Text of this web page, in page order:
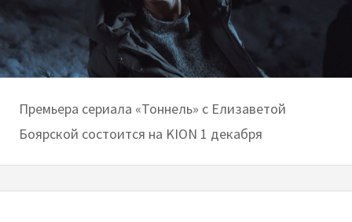
Премьера сериала «Тоннель» с Елизаветой
Боярской состоится на KION 1 декабря